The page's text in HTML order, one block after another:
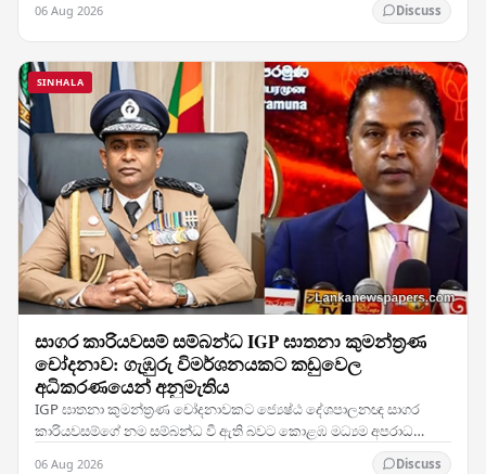
06 Aug 2026 Discuss
SINHALA
සාගර කාරියවසම් සම්බන්ධ IGP ඝාතනා කුමන්ත්‍රණ
චෝදනාව: ගැඹුරු විමර්ශනයකට කඩුවෙල
අධිකරණයෙන් අනුමැතිය
IGP ඝාතනා කුමන්ත්‍රණ චෝදනාවකට ජ්‍යෙෂ්ඨ දේශපාලනඥ සාගර
කාරියවසම්ගේ නම සම්බන්ධ වී ඇති බවට කොළඹ මධ්‍යම අපරාධ
විමර්ශන කාර්යාංශය (CCIB) ඉදිරිපත් කළ වාර්තාව සලකා බැලූ…
06 Aug 2026 Discuss